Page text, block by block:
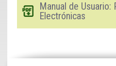
Manual de Usuario:
Electrónicas